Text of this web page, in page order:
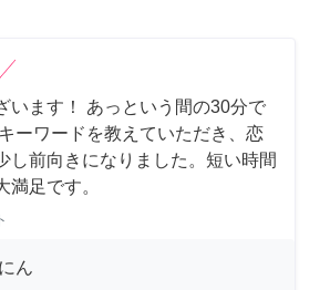
います！ あっという間の30分で
ーワードを教えていただき、恋
し前向きになりました。短い時間
満足です。
ん